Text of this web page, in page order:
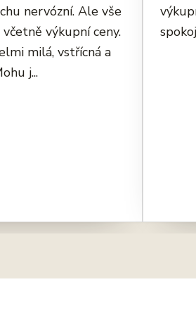
nervózní. Ale vše
výkupní ceny.
milá, vstřícná a
j...